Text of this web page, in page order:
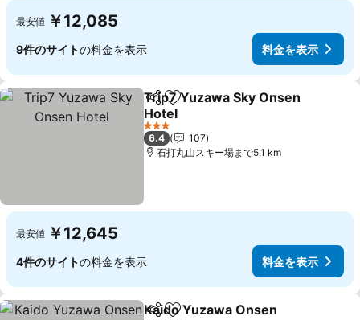
最安値 ￥12,085
9件のサイトの料金を表示 料金を表示
シェアお気に入りに追加
Trip7 Yuzawa Sky Onsen
Hotel
3 ホテルのランク
6.4
107
石打丸山スキー場まで5.1 km
最安値 ￥12,645
4件のサイトの料金を表示 料金を表示
シェア
Kaido Yuzawa Onsen